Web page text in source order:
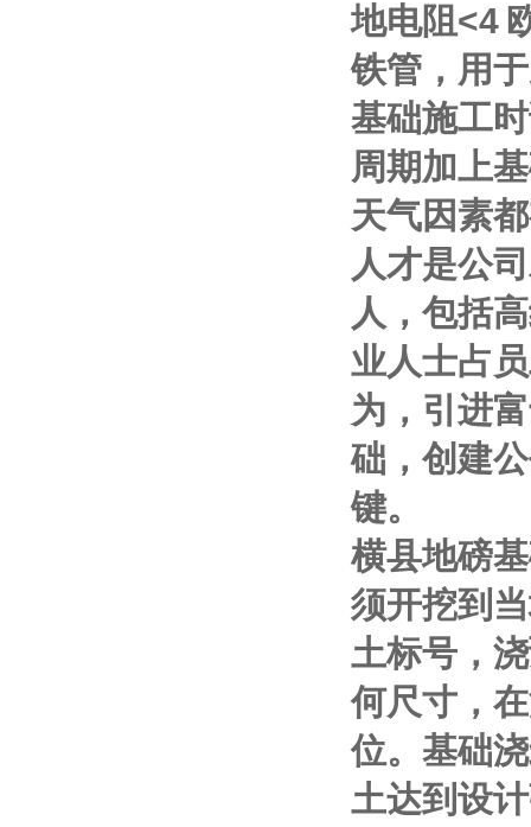
地电阻<4
铁管，用
基础施工
周期加上
天气因素
人才是公
人，包括
业人士占
为，引进
础，创建
键。
横县地磅
须开挖到
土标号，
何尺寸，
位。基础
土达到设